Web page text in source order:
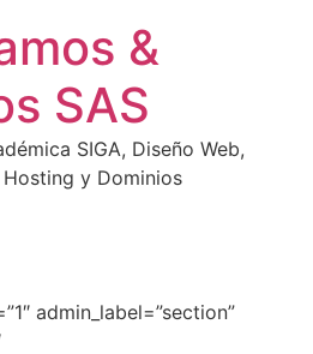
&
SAS
SIGA, Diseño Web,
y Dominios
admin_label=”section”